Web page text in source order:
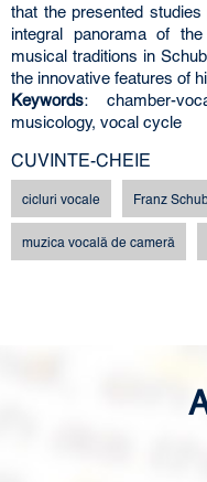
that the presented
integral panorama of
musical traditions in
the innovative features of
Keywords: chamber-
musicology, vocal cycle
CUVINTE-CHEIE
cicluri vocale Franz
muzica vocală de cameră